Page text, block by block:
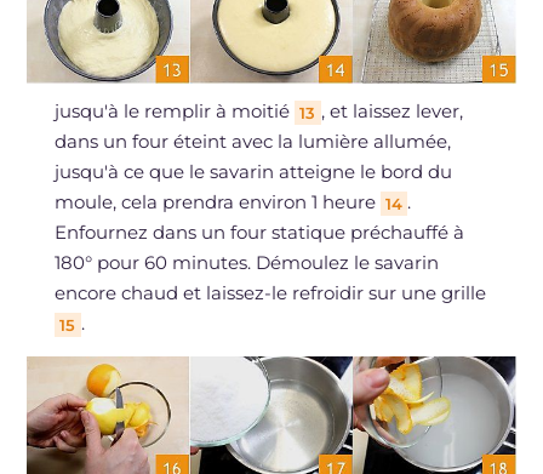
jusqu'à le remplir à moitié 13 , et laissez lever,
dans un four éteint avec la lumière allumée,
jusqu'à ce que le savarin atteigne le bord du
moule, cela prendra environ 1 heure 14 .
Enfournez dans un four statique préchauffé à
180° pour 60 minutes. Démoulez le savarin
encore chaud et laissez-le refroidir sur une grille
15 .